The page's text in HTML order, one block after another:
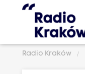
Radio Kraków